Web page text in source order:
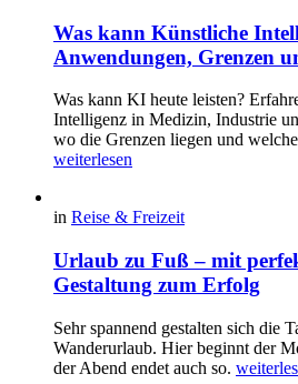
Was kann Künstliche
Anwendungen, Grenzen
Was kann KI heute leisten?
Intelligenz in Medizin, Industrie
wo die Grenzen liegen und
weiterlesen
in Reise & Freizeit
Urlaub zu Fuß – mit
Gestaltung zum Erfolg
Sehr spannend gestalten sich die
Wanderurlaub. Hier beginnt der
der Abend endet auch so.